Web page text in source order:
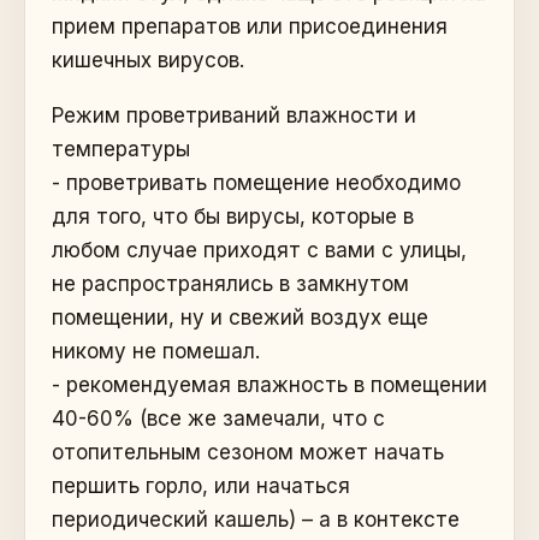
прием препаратов или присоединения
кишечных вирусов.
Режим проветриваний влажности и
температуры
- проветривать помещение необходимо
для того, что бы вирусы, которые в
любом случае приходят с вами с улицы,
не распространялись в замкнутом
помещении, ну и свежий воздух еще
никому не помешал.
- рекомендуемая влажность в помещении
40-60% (все же замечали, что с
отопительным сезоном может начать
першить горло, или начаться
периодический кашель) – а в контексте